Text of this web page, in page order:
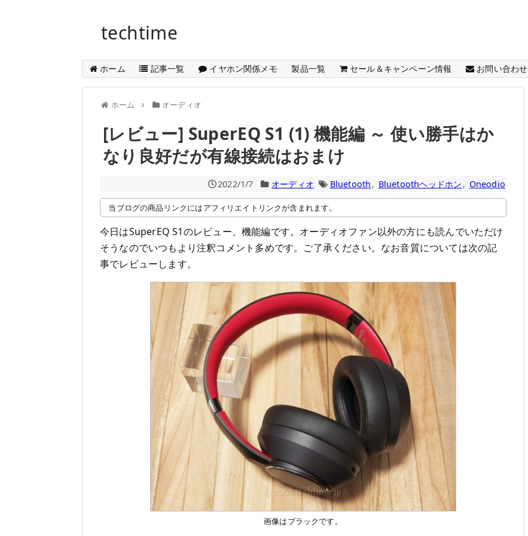
techtime
ホーム 記事一覧 イヤホン関係メモ 製品一覧 セール＆キャンペーン情報 お問い合わせ
ホーム オーディオ
[レビュー] SuperEQ S1 (1) 機能編 ～ 使い勝手はか
なり良好だが有線接続はおまけ
2022/1/7 オーディオ Bluetooth , Bluetoothヘッドホン , Oneodio
当ブログの商品リンクにはアフィリエイトリンクが含まれます。
今日はSuperEQ S1のレビュー、機能編です。オーディオファン以外の方にも読んでいただけ
そうなのでいつもより注釈コメント多めです。ご了承ください。なお音質については次の記
事でレビューします。
画像はブラックです。